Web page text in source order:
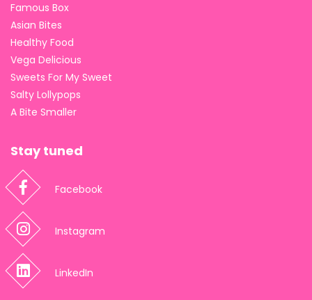
Famous Box
Asian Bites
Healthy Food
Vega Delicious
Sweets For My Sweet
Salty Lollypops
A Bite Smaller
Stay tuned
Facebook
Instagram
LinkedIn